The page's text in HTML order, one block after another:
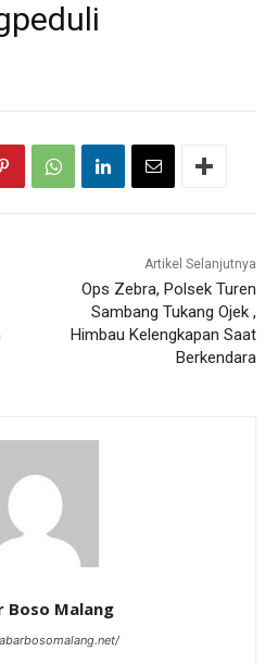
Artikel Selanjutnya
Ops Zebra, Polsek Turen
Sambang Tukang Ojek ,
Himbau Kelengkapan Saat
Berkendara
Boso Malang